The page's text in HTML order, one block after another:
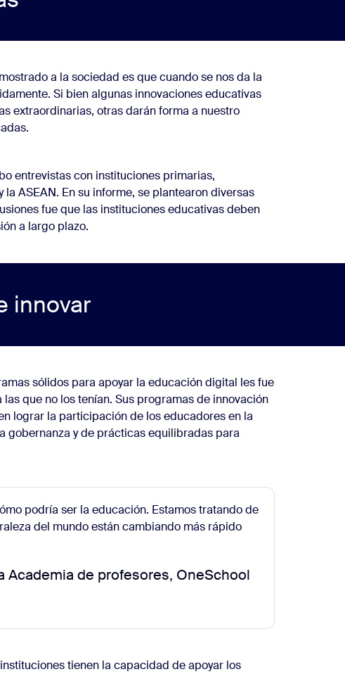
a la sociedad es que cuando se nos da la
Si bien algunas innovaciones educativas
extraordinarias, otras darán forma a nuestro
entrevistas con instituciones primarias,
ASEAN. En su informe, se plantearon diversas
fue que las instituciones educativas deben
a largo plazo.
innovar
sólidos para apoyar la educación digital les fue
que no los tenían. Sus programas de innovación
lograr la participación de los educadores en la
gobernanza y de prácticas equilibradas para
podría ser la educación. Estamos tratando de
del mundo están cambiando más rápido
Academia de profesores, OneSchool
tienen la capacidad de apoyar los